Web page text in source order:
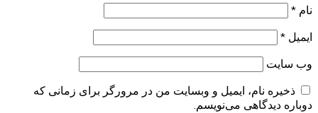
نام *
ایمیل *
وب‌ سایت
ذخیره نام، ایمیل و وبسایت من در مرورگر برای زمانی که
دوباره دیدگاهی می‌نویسم.